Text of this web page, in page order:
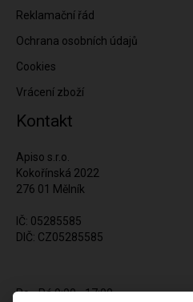
Reklamační řád
Ochrana osobních údajů
Cookies
Vrácení zboží
Kontakt
Apiso s.r.o.
Kokořínská 2022
276 01 Mělník
IČ: 05285585
DIČ: CZ05285585
Po - Pá 9:00 - 17:00